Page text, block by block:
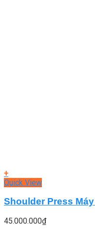
+
Quick View
Shoulder Press
45.000.000₫